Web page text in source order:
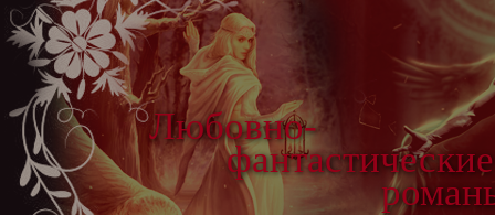
Любовно-
фантастические